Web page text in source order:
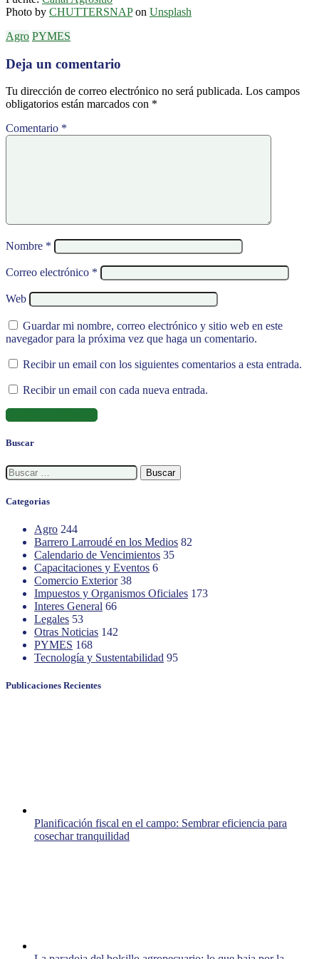
Photo by CHUTTERSNAPon Unsplash
Agro PYMES
Deja un comentario
Tu dirección de correo electrónico no será publicada. Los campos
obligatorios están marcados con *
Comentario *
Nombre *
Correo electrónico *
Web
Guardar mi nombre, correo electrónico y sitio web en este
navegador para la próxima vez que haga un comentario.
Recibir un email con los siguientes comentarios a esta entrada.
Recibir un email con cada nueva entrada.
Buscar
Buscar:
Categorias
Agro 244
Barrero Larroudé en los Medios 82
Calendario de Vencimientos 35
Capacitaciones y Eventos 6
Comercio Exterior 38
Impuestos y Organismos Oficiales 173
Interes General 66
Legales 53
Otras Noticias 142
PYMES 168
Tecnología y Sustentabilidad 95
Publicaciones Recientes
Planificación fiscal en el campo: Sembrar eficiencia para
cosechar tranquilidad